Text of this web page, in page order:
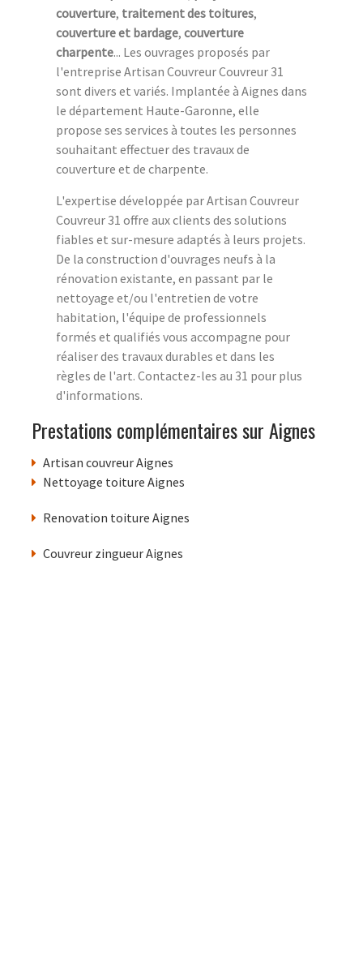
couverture, traitement des toitures,
couverture et bardage, couverture
charpente... Les ouvrages proposés par
l'entreprise Artisan Couvreur Couvreur 31
sont divers et variés. Implantée à Aignes dans
le département Haute-Garonne, elle
propose ses services à toutes les personnes
souhaitant effectuer des travaux de
couverture et de charpente.
L'expertise développée par Artisan Couvreur
Couvreur 31 offre aux clients des solutions
fiables et sur-mesure adaptés à leurs projets.
De la construction d'ouvrages neufs à la
rénovation existante, en passant par le
nettoyage et/ou l'entretien de votre
habitation, l'équipe de professionnels
formés et qualifiés vous accompagne pour
réaliser des travaux durables et dans les
règles de l'art. Contactez-les au 31 pour plus
d'informations.
Prestations complémentaires sur Aignes
Artisan couvreur Aignes
Nettoyage toiture Aignes
Renovation toiture Aignes
Couvreur zingueur Aignes